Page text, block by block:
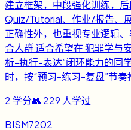
建立框架，中段强化训练，
Quiz/Tutorial、作业/报告、
正确性外，也重视专业逻辑
合人群 适合希望在 犯罪学与
析-执行-表达”闭环能力的同
时，按“预习-练习-复盘”节奏
2 学分👥 229 人学过
BISM7202